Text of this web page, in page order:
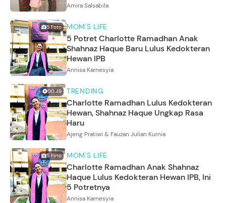
Amira Salsabila
5Foto MOM'S LIFE
5 Potret Charlotte Ramadhan Anak
Shahnaz Haque Baru Lulus Kedokteran
Hewan IPB
Annisa Karnesyia
00:49 TRENDING
Charlotte Ramadhan Lulus Kedokteran
Hewan, Shahnaz Haque Ungkap Rasa
Haru
Ajeng Pratiwi & Fauzan Julian Kurnia
5 Foto MOM'S LIFE
Charlotte Ramadhan Anak Shahnaz
Haque Lulus Kedokteran Hewan IPB, Ini
5 Potretnya
Annisa Karnesyia